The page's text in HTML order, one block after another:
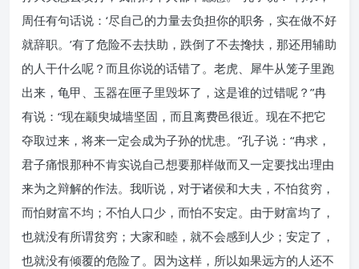
周任有句话说：‘尽自己的力量去负担你的职务，实在做不好
就辞职。’有了危险不去扶助，跌倒了不去搀扶，那还用辅助
的人干什么呢？而且你说的话错了。老虎、犀牛从笼子里跑
出来，龟甲、玉器在匣子里毁坏了，这是谁的过错呢？”冉
有说：“现在颛臾城墙坚固，而且离费邑很近。现在不把它
夺取过来，将来一定会成为子孙的忧患。”孔子说：“冉求，
君子痛恨那种不肯实说自己想要那样做而又一定要找出理由
来为之辩解的作法。我听说，对于诸侯和大夫，不怕贫穷，
而怕财富不均；不怕人口少，而怕不安定。由于财富均了，
也就没有所谓贫穷；大家和睦，就不会感到人少；安定了，
也就没有倾覆的危险了。因为这样，所以如果远方的人还不